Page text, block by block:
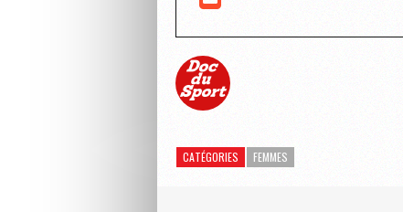
CATÉGORIES FEMMES